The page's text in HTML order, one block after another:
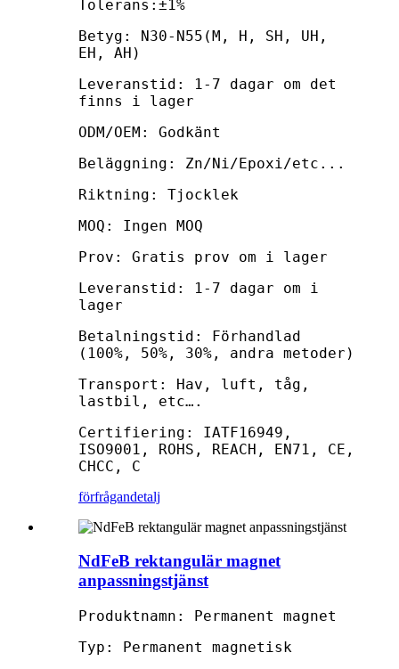
Tolerans:±1%
Betyg: N30-N55(M, H, SH, UH,
EH, AH)
Leveranstid: 1-7 dagar om det
finns i lager
ODM/OEM: Godkänt
Beläggning: Zn/Ni/Epoxi/etc...
Riktning: Tjocklek
MOQ: Ingen MOQ
Prov: Gratis prov om i lager
Leveranstid: 1-7 dagar om i
lager
Betalningstid: Förhandlad
(100%, 50%, 30%, andra metoder)
Transport: Hav, luft, tåg,
lastbil, etc….
Certifiering: IATF16949,
ISO9001, ROHS, REACH, EN71, CE,
CHCC, C
förfrågandetalj
NdFeB rektangulär magnet
anpassningstjänst
Produktnamn: Permanent magnet
Typ: Permanent magnetisk